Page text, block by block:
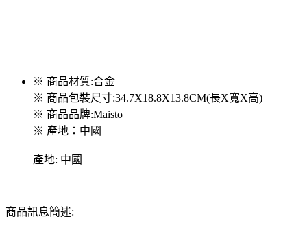
※ 商品材質:合金
※ 商品包裝尺寸:34.7X18.8X13.8CM(長X寬X高)
※ 商品品牌:Maisto
※ 產地：中國
產地: 中國
商品訊息簡述: